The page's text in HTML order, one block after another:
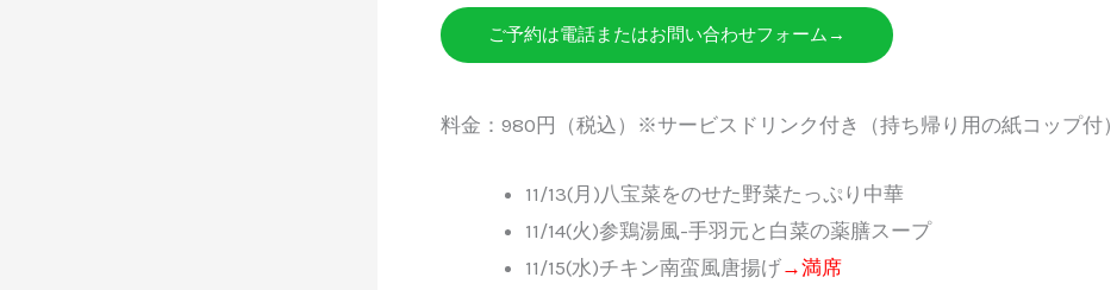
ご予約は電話またはお問い合わせフォーム→
料金：980円（税込）※サービスドリンク付き（持ち帰り用の紙コップ付）
11/13(月)八宝菜をのせた野菜たっぷり中華
11/14(火)参鶏湯風-手羽元と白菜の薬膳スープ
11/15(水)チキン南蛮風唐揚げ→満席